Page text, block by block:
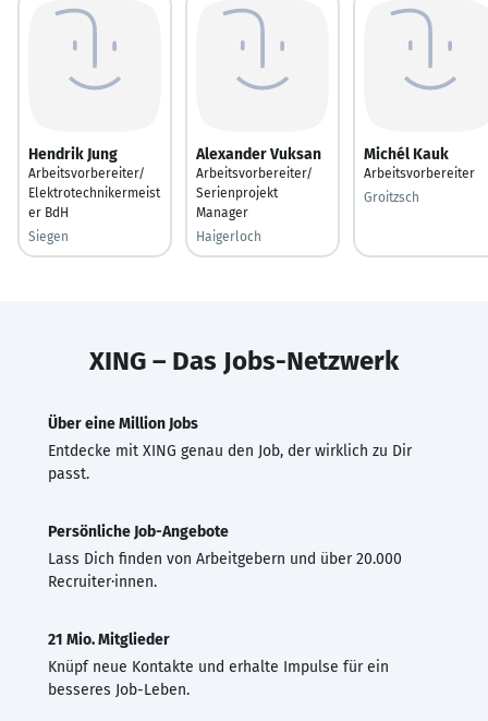
Hendrik Jung
Arbeitsvorbereiter/
Elektrotechnikermeist
er BdH
Siegen
Alexander Vuksan
Arbeitsvorbereiter/
Serienprojekt
Manager
Haigerloch
Michél Kauk
Arbeitsvorbereiter
Groitzsch
XING – Das Jobs-Netzwerk
Über eine Million Jobs
Entdecke mit XING genau den Job, der wirklich zu Dir
passt.
Persönliche Job-Angebote
Lass Dich finden von Arbeitgebern und über 20.000
Recruiter·innen.
21 Mio. Mitglieder
Knüpf neue Kontakte und erhalte Impulse für ein
besseres Job-Leben.